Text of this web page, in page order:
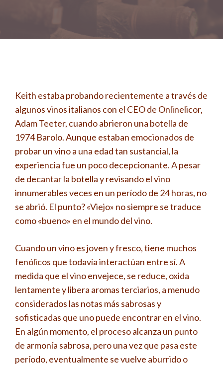
Keith estaba probando recientemente a través de
algunos vinos italianos con el CEO de Onlinelicor,
Adam Teeter, cuando abrieron una botella de
1974 Barolo. Aunque estaban emocionados de
probar un vino a una edad tan sustancial, la
experiencia fue un poco decepcionante. A pesar
de decantar la botella y revisando el vino
innumerables veces en un período de 24 horas, no
se abrió. El punto? «Viejo» no siempre se traduce
como «bueno» en el mundo del vino.
Cuando un vino es joven y fresco, tiene muchos
fenólicos que todavía interactúan entre sí. A
medida que el vino envejece, se reduce, oxida
lentamente y libera aromas terciarios, a menudo
considerados las notas más sabrosas y
sofisticadas que uno puede encontrar en el vino.
En algún momento, el proceso alcanza un punto
de armonía sabrosa, pero una vez que pasa este
período, eventualmente se vuelve aburrido o